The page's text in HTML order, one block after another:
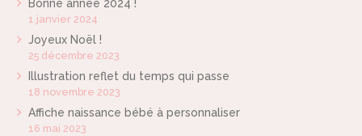
Bonne année 2024 !
1 janvier 2024
Joyeux Noël !
25 décembre 2023
Illustration reflet du temps qui passe
18 novembre 2023
Affiche naissance bébé à personnaliser
16 mai 2023